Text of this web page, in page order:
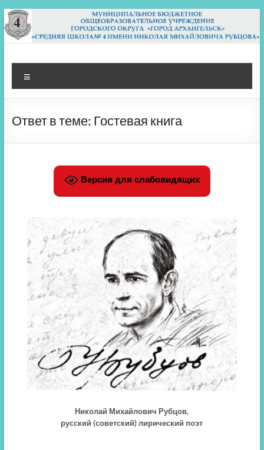
Перейти
к
содержимому
МБОУ СШ 4
Архангельск
Ответ в теме: Гостевая книга
Версия для слабовидящих
Николай Михайлович Рубцов,
русский (советский) лирический поэт